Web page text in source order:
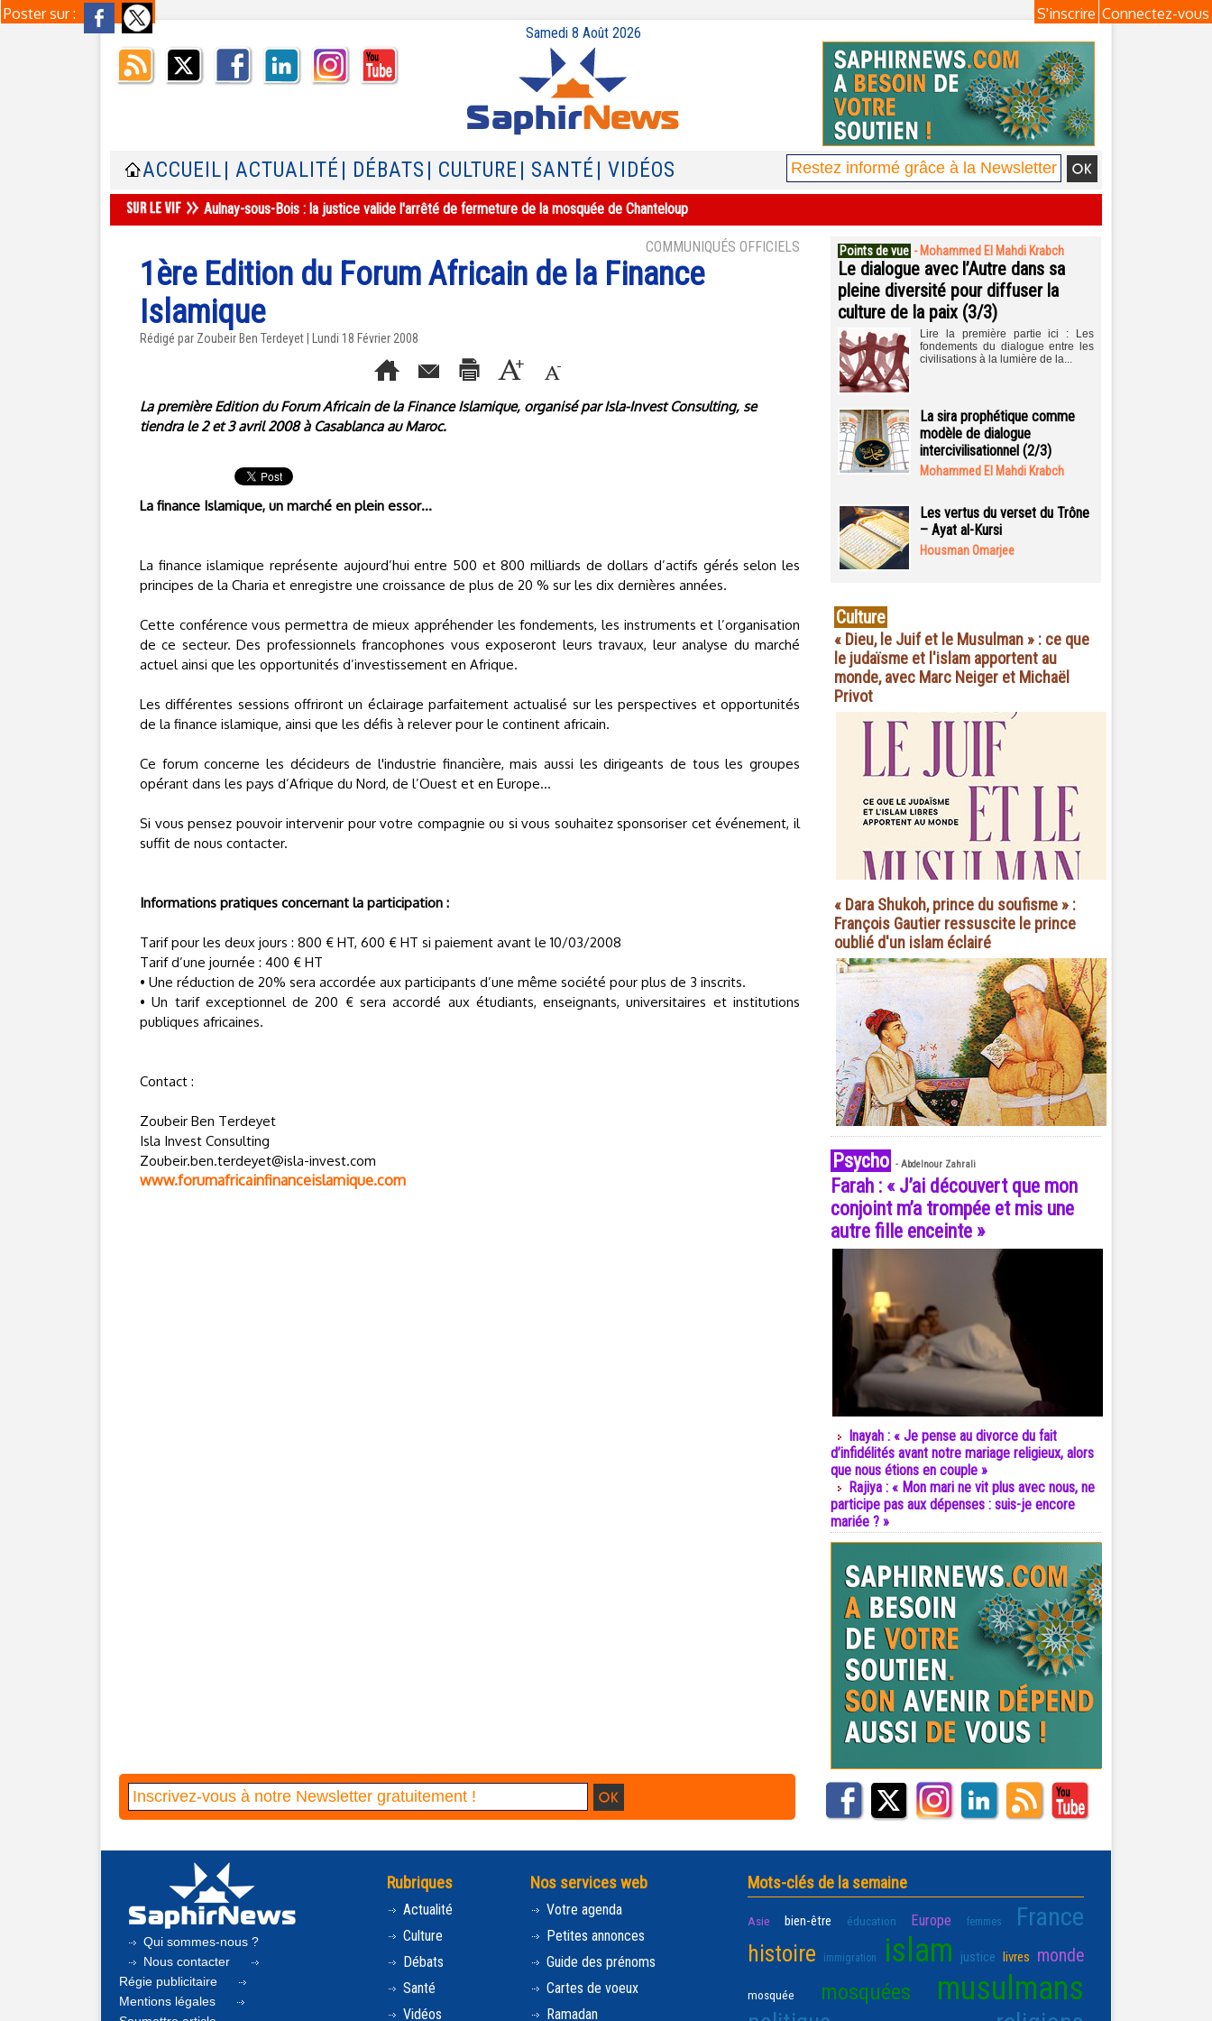
Poster sur : Connectez-vous
S'inscrire
Samedi 8 Août 2026
ACCUEIL | ACTUALITÉ | DÉBATS | CULTURE | SANTÉ | VIDÉOS
Aulnay-sous-Bois : la justice valide l'arrêté de fermeture de la mosquée de Chanteloup
COMMUNIQUÉS OFFICIELS
1ère Edition du Forum Africain de la Finance
Islamique
Rédigé par Zoubeir Ben Terdeyet | Lundi 18 Février 2008
La première Edition du Forum Africain de la Finance Islamique, organisé par Isla-Invest Consulting, se
tiendra le 2 et 3 avril 2008 à Casablanca au Maroc.
La finance Islamique, un marché en plein essor…
La finance islamique représente aujourd’hui entre 500 et 800 milliards de dollars d’actifs gérés selon les
principes de la Charia et enregistre une croissance de plus de 20 % sur les dix dernières années.
Cette conférence vous permettra de mieux appréhender les fondements, les instruments et l’organisation
de ce secteur. Des professionnels francophones vous exposeront leurs travaux, leur analyse du marché
actuel ainsi que les opportunités d’investissement en Afrique.
Les différentes sessions offriront un éclairage parfaitement actualisé sur les perspectives et opportunités
de la finance islamique, ainsi que les défis à relever pour le continent africain.
Ce forum concerne les décideurs de l'industrie financière, mais aussi les dirigeants de tous les groupes
opérant dans les pays d’Afrique du Nord, de l’Ouest et en Europe…
Si vous pensez pouvoir intervenir pour votre compagnie ou si vous souhaitez sponsoriser cet événement, il
suffit de nous contacter.
Informations pratiques concernant la participation :
Tarif pour les deux jours : 800 € HT, 600 € HT si paiement avant le 10/03/2008
Tarif d’une journée : 400 € HT
• Une réduction de 20% sera accordée aux participants d’une même société pour plus de 3 inscrits.
• Un tarif exceptionnel de 200 € sera accordé aux étudiants, enseignants, universitaires et institutions
publiques africaines.
Contact :
Zoubeir Ben Terdeyet
Isla Invest Consulting
Zoubeir.ben.terdeyet@isla-invest.com
www.forumafricainfinanceislamique.com
Points de vue - Mohammed El Mahdi Krabch
Le dialogue avec l’Autre dans sa
pleine diversité pour diffuser la
culture de la paix (3/3)
Lire la première partie ici : Les
fondements du dialogue entre les
civilisations à la lumière de la...
La sira prophétique comme
modèle de dialogue
intercivilisationnel (2/3)
Mohammed El Mahdi Krabch
Les vertus du verset du Trône
– Ayat al-Kursi
Housman Omarjee
Culture
« Dieu, le Juif et le Musulman » : ce que
le judaïsme et l'islam apportent au
monde, avec Marc Neiger et Michaël
Privot
« Dara Shukoh, prince du soufisme » :
François Gautier ressuscite le prince
oublié d'un islam éclairé
Psycho - Abdelnour Zahrali
Farah : « J’ai découvert que mon
conjoint m’a trompée et mis une
autre fille enceinte »
Inayah : « Je pense au divorce du fait
d’infidélités avant notre mariage religieux, alors
que nous étions en couple »
Rajiya : « Mon mari ne vit plus avec nous, ne
participe pas aux dépenses : suis-je encore
mariée ? »
Qui sommes-nous ?
Nous contacter
Régie publicitaire
Mentions légales
Rubriques
Actualité
Culture
Débats
Santé
Vidéos
Nos services web
Votre agenda
Petites annonces
Guide des prénoms
Cartes de voeux
Ramadan
Mots-clés de la semaine
Asie bien-être éducation Europe femmes France
histoire immigration islam justice livres monde
mosquée mosquées musulmans